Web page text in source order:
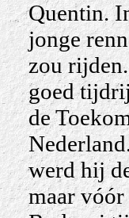
Quentin.
jonge
zou
goed
de
werd hij
maar